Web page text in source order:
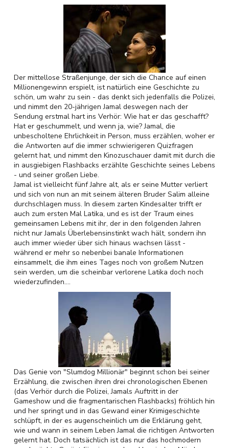
Der mittellose Straßenjunge, der sich die Chance auf einen
Millionengewinn erspielt, ist natürlich eine Geschichte zu
schön, um wahr zu sein - das denkt sich jedenfalls die Polizei,
und nimmt den 20-jährigen Jamal deswegen nach der
Sendung erstmal hart ins Verhör: Wie hat er das geschafft?
Hat er geschummelt, und wenn ja, wie? Jamal, die
unbescholtene Ehrlichkeit in Person, muss erzählen, woher er
die Antworten auf die immer schwierigeren Quizfragen
gelernt hat, und nimmt den Kinozuschauer damit mit durch die
in ausgiebigen Flashbacks erzählte Geschichte seines Lebens
- und seiner großen Liebe.
Jamal ist vielleicht fünf Jahre alt, als er seine Mutter verliert
und sich von nun an mit seinem älteren Bruder Salim alleine
durchschlagen muss. In diesem zarten Kindesalter trifft er
auch zum ersten Mal Latika, und es ist der Traum eines
gemeinsamen Lebens mit ihr, der in den folgenden Jahren
nicht nur Jamals Überlebensinstinkt wach hält, sondern ihn
auch immer wieder über sich hinaus wachsen lässt -
während er mehr so nebenbei banale Informationen
einsammelt, die ihm eines Tages noch von großem Nutzen
sein werden, um die scheinbar verlorene Latika doch noch
wiederzufinden….
Das Genie von "Slumdog Millionär" beginnt schon bei seiner
Erzählung, die zwischen ihren drei chronologischen Ebenen
(das Verhör durch die Polizei, Jamals Auftritt in der
Gameshow und die fragmentarischen Flashbacks) fröhlich hin
und her springt und in das Gewand einer Krimigeschichte
schlüpft, in der es augenscheinlich um die Erklärung geht,
wie und wann in seinem Leben Jamal die richtigen Antworten
gelernt hat. Doch tatsächlich ist das nur das hochmodern